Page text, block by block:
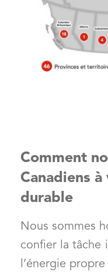
Comment
Canadiens
durable
Nous sommes
confier la tâche
l’énergie